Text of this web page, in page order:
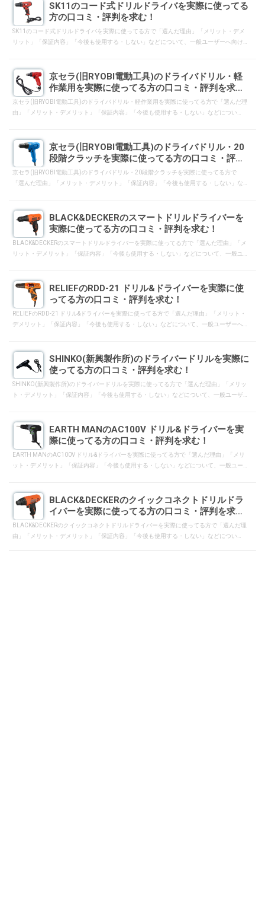
SK11のコード式ドリルドライバを実際に使ってる
方の口コミ・評判を求む！
SK11のコード式ドリルドライバを実際に使ってる方で「選んだ理由」「メリット・デメ
リット」「保証内容」「今後も使用する・しない」などについて、一般ユーザーへ向け
京セラ(旧RYOBI電動工具)のドライバドリル・軽
作業用を実際に使ってる方の口コミ・評判を求
む！
京セラ(旧RYOBI電動工具)のドライバドリル・軽作業用を実際に使ってる方で「選んだ理
由」「メリット・デメリット」「保証内容」「今後も使用する・しない」などについ
京セラ(旧RYOBI電動工具)のドライバドリル・20
段階クラッチを実際に使ってる方の口コミ・評判
を求む！
京セラ(旧RYOBI電動工具)のドライバドリル・20段階クラッチを実際に使ってる方で
「選んだ理由」「メリット・デメリット」「保証内容」「今後も使用する・しない」な
BLACK&DECKERのスマートドリルドライバーを
実際に使ってる方の口コミ・評判を求む！
BLACK&DECKERのスマートドリルドライバーを実際に使ってる方で「選んだ理由」「メ
リット・デメリット」「保証内容」「今後も使用する・しない」などについて、一般ユ
RELIEFのRDD-21 ドリル&ドライバーを実際に使
ってる方の口コミ・評判を求む！
RELIEFのRDD-21 ドリル&ドライバーを実際に使ってる方で「選んだ理由」「メリット・
デメリット」「保証内容」「今後も使用する・しない」などについて、一般ユーザーへ
SHINKO(新興製作所)のドライバードリルを実際に
使ってる方の口コミ・評判を求む！
SHINKO(新興製作所)のドライバードリルを実際に使ってる方で「選んだ理由」「メリッ
ト・デメリット」「保証内容」「今後も使用する・しない」などについて、一般ユーザ
EARTH MANのAC100V ドリル&ドライバーを実
際に使ってる方の口コミ・評判を求む！
EARTH MANのAC100V ドリル&ドライバーを実際に使ってる方で「選んだ理由」「メリ
ット・デメリット」「保証内容」「今後も使用する・しない」などについて、一般ユー
BLACK&DECKERのクイックコネクトドリルドラ
イバーを実際に使ってる方の口コミ・評判を求
む！
BLACK&DECKERのクイックコネクトドリルドライバーを実際に使ってる方で「選んだ理
由」「メリット・デメリット」「保証内容」「今後も使用する・しない」などについ